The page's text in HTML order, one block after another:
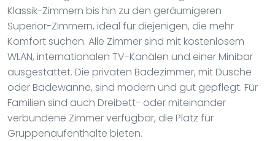
Klassik-Zimmern bis hin zu den geräumigeren
Superior-Zimmern, ideal für diejenigen, die mehr
Komfort suchen. Alle Zimmer sind mit kostenlosem
WLAN, internationalen TV-Kanälen und einer Minibar
ausgestattet. Die privaten Badezimmer, mit Dusche
oder Badewanne, sind modern und gut gepflegt. Für
Familien sind auch Dreibett- oder miteinander
verbundene Zimmer verfügbar, die Platz für
Gruppenaufenthalte bieten.